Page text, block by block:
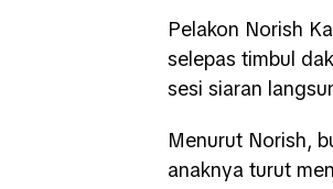
Pelakon Norish
selepas timbul
sesi siaran
Menurut Norish,
anaknya turut